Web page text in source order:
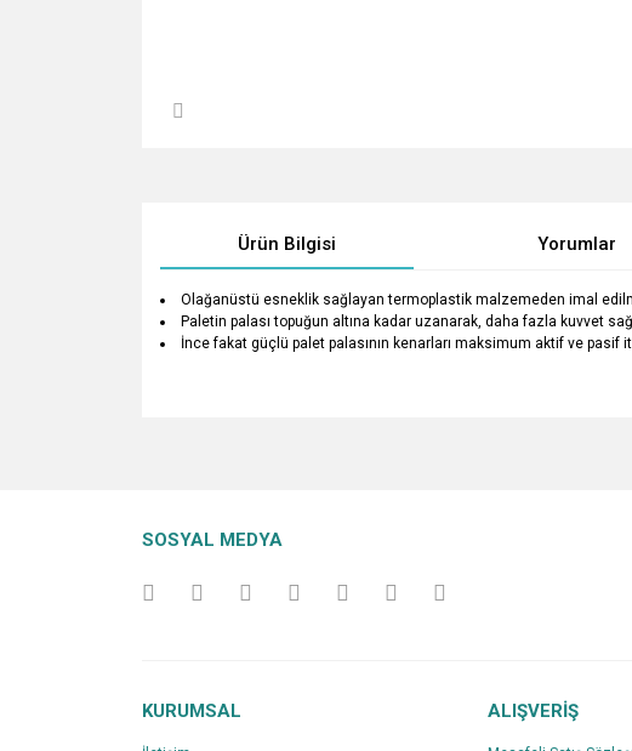
Ürün Bilgisi Yorumlar
Olağanüstü esneklik sağlayan termoplastik malzemeden imal
Paletin palası topuğun altına kadar uzanarak, daha fazla kuvvet
İnce fakat güçlü palet palasının kenarları maksimum aktif ve pasif
Ürün açıklamasında eksik bilgiler bulunuyor.
SOSYAL MEDYA
KURUMSAL ALIŞVERİŞ